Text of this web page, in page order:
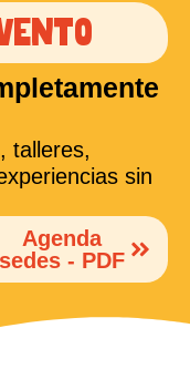
talleres,
sin
Agenda
sedes - PDF